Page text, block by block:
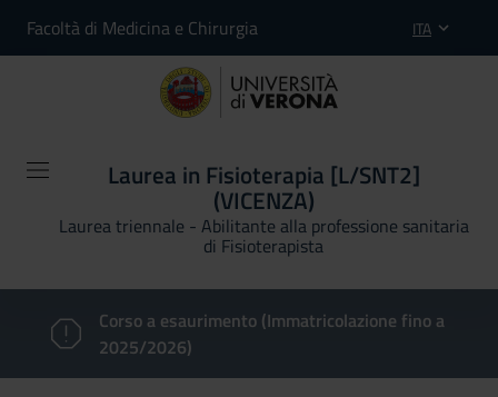
Facoltà di Medicina e Chirurgia ITA
Laurea in Fisioterapia [L/SNT2]
(VICENZA)
Laurea triennale - Abilitante alla professione sanitaria
di Fisioterapista
Corso a esaurimento (Immatricolazione fino a
2025/2026)